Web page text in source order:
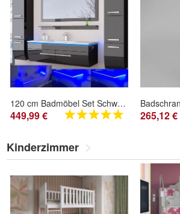
120 cm Badmöbel Set Schwarz Hochglanz LED Badezimmermöbel Komplett Badezimmer 120 cm
449,99 € 265,12 €
Kinderzimmer